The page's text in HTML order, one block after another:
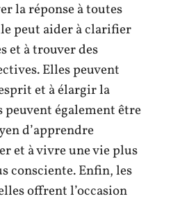
la réponse à toutes
peut aider à clarifier
et à trouver des
Elles peuvent
et à élargir la
peuvent également être
d’apprendre
et à vivre une vie plus
consciente. Enfin, les
offrent l’occasion